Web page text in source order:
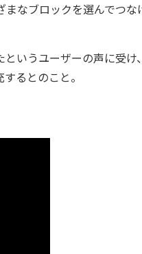
なブロックを選んでつな
いうユーザーの声に受け
るとのこと。